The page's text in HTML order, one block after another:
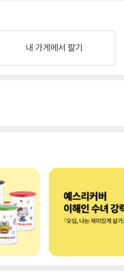
내 가게에서 팔기